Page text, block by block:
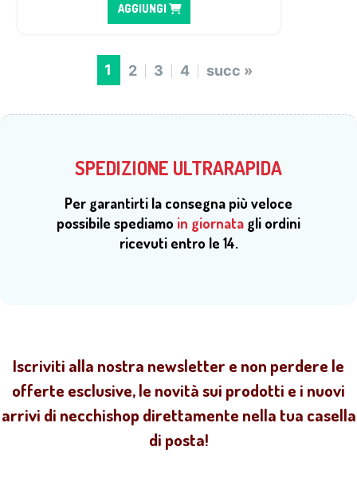
AGGIUNGI
1 2 3 4 succ »
SPEDIZIONE ULTRARAPIDA
Per garantirti la consegna più veloce
possibile spediamo in giornata gli ordini
ricevuti entro le 14.
Iscriviti alla nostra newsletter e non perdere le
offerte esclusive, le novità sui prodotti e i nuovi
arrivi di necchishop direttamente nella tua casella
di posta!